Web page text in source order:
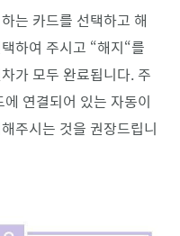
는 카드를 선택하고 해
하여 주시고 “해지“를
가 모두 완료됩니다. 주
연결되어 있는 자동이
주시는 것을 권장드립니